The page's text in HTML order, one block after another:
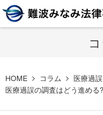
HOME コラム
医療過誤
医療過誤の調査はどう進め